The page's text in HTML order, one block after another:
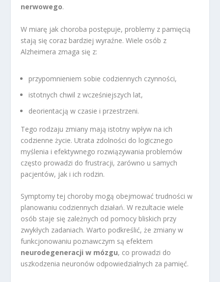
nerwowego.
W miarę jak choroba postępuje, problemy z pamięcią
stają się coraz bardziej wyraźne. Wiele osób z
Alzheimera zmaga się z:
przypomnieniem sobie codziennych czynności,
istotnych chwil z wcześniejszych lat,
deorientacją w czasie i przestrzeni.
Tego rodzaju zmiany mają istotny wpływ na ich
codzienne życie. Utrata zdolności do logicznego
myślenia i efektywnego rozwiązywania problemów
często prowadzi do frustracji, zarówno u samych
pacjentów, jak i ich rodzin.
Symptomy tej choroby mogą obejmować trudności w
planowaniu codziennych działań. W rezultacie wiele
osób staje się zależnych od pomocy bliskich przy
zwykłych zadaniach. Warto podkreślić, że zmiany w
funkcjonowaniu poznawczym są efektem
neurodegeneracji w mózgu, co prowadzi do
uszkodzenia neuronów odpowiedzialnych za pamięć.